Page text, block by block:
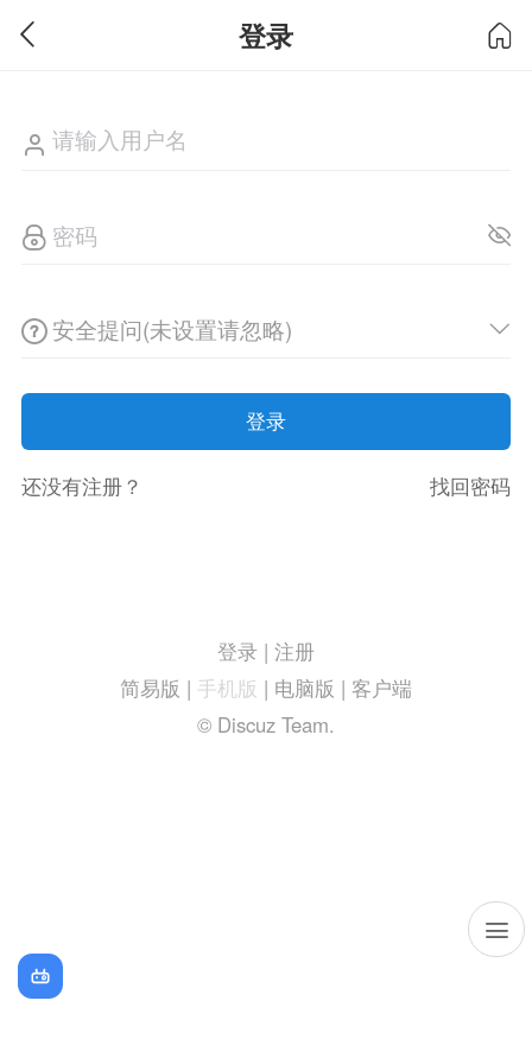
登录
安全提问(未设置请忽略)
登录
还没有注册？ 找回密码
登录 | 注册
简易版 | 手机版 | 电脑版 | 客户端
© Discuz Team.